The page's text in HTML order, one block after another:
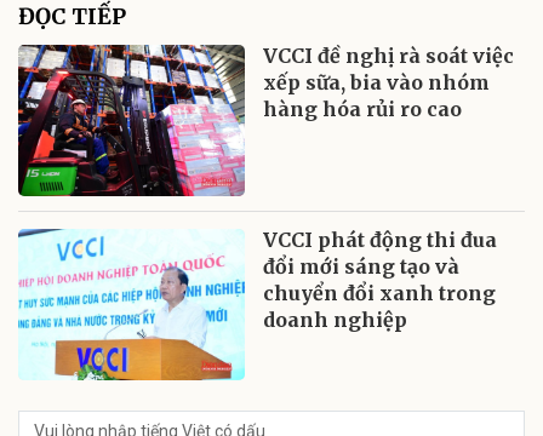
ĐỌC TIẾP
VCCI đề nghị rà soát việc
xếp sữa, bia vào nhóm
hàng hóa rủi ro cao
VCCI phát động thi đua
đổi mới sáng tạo và
chuyển đổi xanh trong
doanh nghiệp